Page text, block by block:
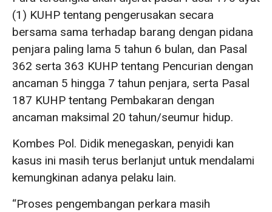
(1) KUHP tentang pengerusakan secara
bersama sama terhadap barang dengan pidana
penjara paling lama 5 tahun 6 bulan, dan Pasal
362 serta 363 KUHP tentang Pencurian dengan
ancaman 5 hingga 7 tahun penjara, serta Pasal
187 KUHP tentang Pembakaran dengan
ancaman maksimal 20 tahun/seumur hidup.
Kombes Pol. Didik menegaskan, penyidi kan
kasus ini masih terus berlanjut untuk mendalami
kemungkinan adanya pelaku lain.
“Proses pengembangan perkara masih